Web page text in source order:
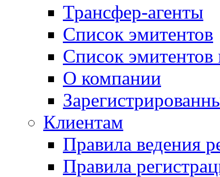
Трансфер-агенты
Список эмитентов
Список эмитентов
О компании
Клиентам
Правила ведения
Правила